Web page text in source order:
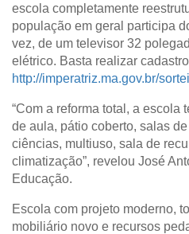
escola completamente
população em geral participa
vez, de um televisor 32
elétrico. Basta realizar
http://imperatriz.ma.gov.br/
“Com a reforma total, a escola
de aula, pátio coberto, salas
ciências, multiuso, sala de
climatização”, revelou José
Educação.
Escola com projeto moderno,
mobiliário novo e recursos